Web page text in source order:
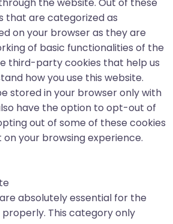
the website. Out of these
that are categorized as
on your browser as they are
of basic functionalities of the
third-party cookies that help us
how you use this website.
stored in your browser only with
have the option to opt-out of
out of some of these cookies
your browsing experience.
absolutely essential for the
This category only